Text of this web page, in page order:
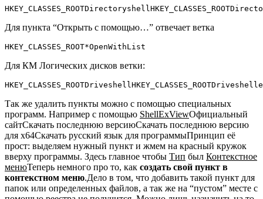
Для пункта “Открыть с помощью…” отвечает ветка
HKEY_CLASSES_ROOT*OpenWithList
Для КМ Логических дисков ветки:
Так же удалить пункты можно с помощью специальных
программ. Например с помощью ShellExViewОфициальный
сайтСкачать последнюю версиюСкачать последнюю версию
для x64Скачать русский язык для программыПринцип её
прост: выделяем нужный пункт и жмем на красный кружок
вверху программы. Здесь главное чтобы Тип был Контекстное
менюТеперь немного про то, как создать свой пункт в
контекстном меню.Дело в том, что добавить такой пункт для
папок или определенных файлов, а так же на “пустом” месте с